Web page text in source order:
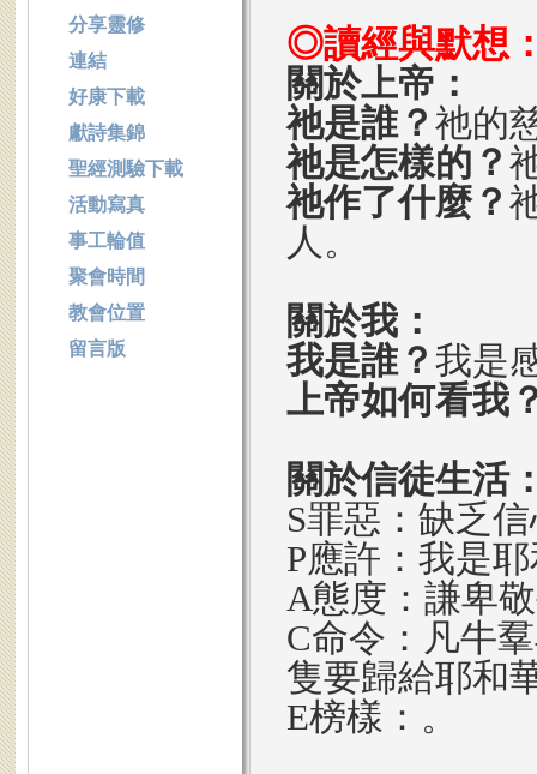
◎讀經與默想
關於上帝：
祂是誰？ 祂的
祂是怎樣的？
祂作了什麼？
人。
關於我：
我是誰？ 我是
上帝如何看我
關於信徒生活
S罪惡：缺乏
P應許：我是
A態度：謙卑
C命令：凡牛
隻要歸給耶和
E榜樣：。
分享靈修
連結
好康下載
獻詩集錦
聖經測驗下載
活動寫真
事工輪值
聚會時間
教會位置
留言版